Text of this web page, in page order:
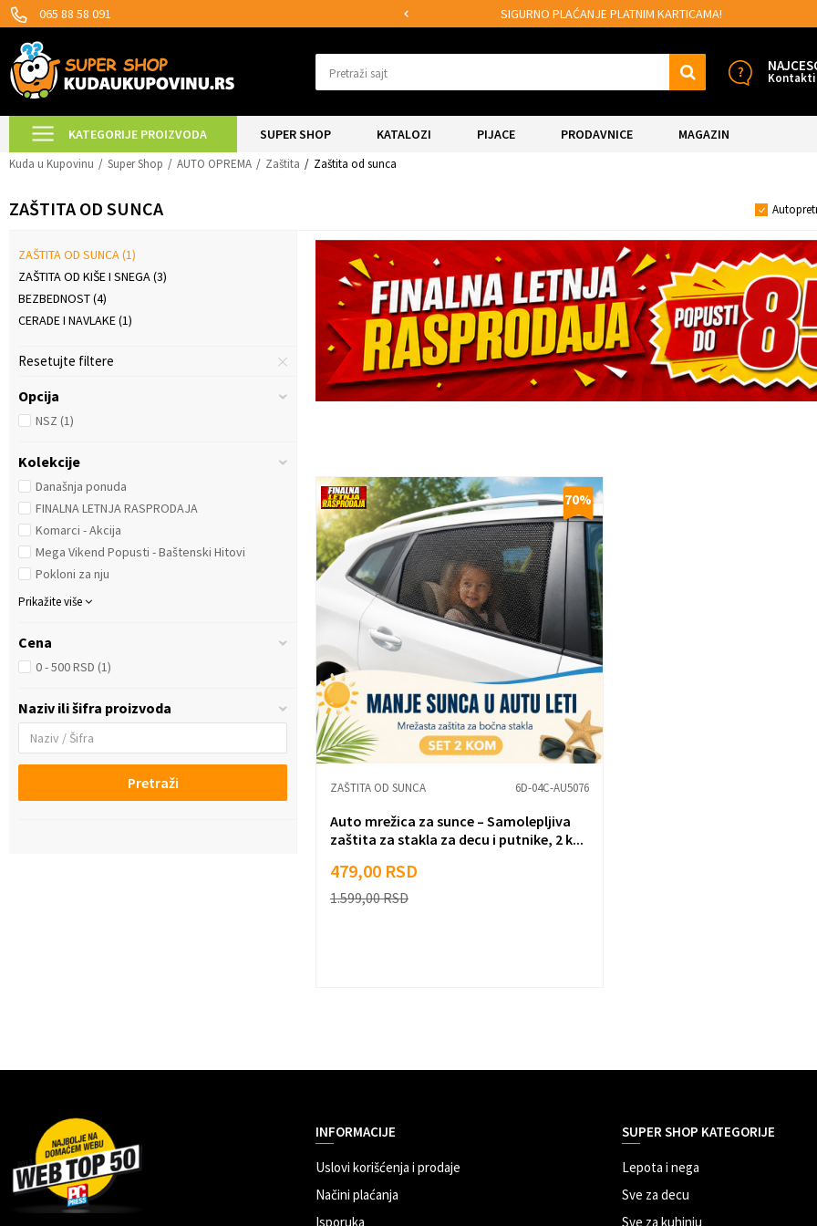
065 88 58 091 SIGURNO PLAĆANJE PLATNIM KARTICAMA!
Pretraži sajt
KATEGORIJE PROIZVODA SUPER SHOP KATALOZI PIJACE PRODAVNICE MAGAZIN
Kuda u Kupovinu Super Shop AUTO OPREMA Zaštita Zaštita od sunca
ZAŠTITA OD SUNCA
ZAŠTITA OD SUNCA(1)
ZAŠTITA OD KIŠE I SNEGA(3)
BEZBEDNOST(4)
CERADE I NAVLAKE(1)
Resetujte filtere
Opcija
NSZ (1)
Kolekcije
Današnja ponuda
FINALNA LETNJA RASPRODAJA
Komarci - Akcija
Mega Vikend Popusti - Baštenski Hitovi
Pokloni za nju
Prikažite više
Cena
0 - 500 RSD (1)
Naziv ili šifra proizvoda
Pretraži
70%
ZAŠTITA OD SUNCA 6D-04C-AU5076
Auto mrežica za sunce – Samolepljiva
zaštita za stakla za decu i putnike, 2 k...
479,00 RSD
1.599,00RSD
INFORMACIJE
Uslovi korišćenja i prodaje
Načini plaćanja
Isporuka
SUPER SHOP KATEGORIJE
Lepota i nega
Sve za decu
Sve za kuhinju